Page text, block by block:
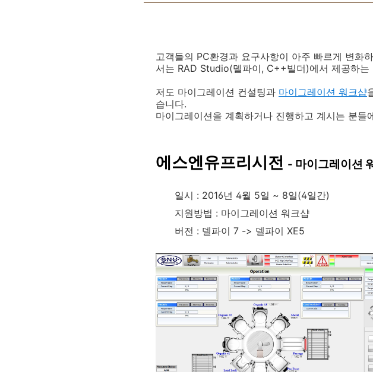
고객들의 PC환경과 요구사항이 아주 빠르게 변화
서는 RAD Studio(델파이, C++빌더)에서 제공하
저도 마이그레이션 컨설팅과 마이그레이션 워크샵
습니다.
마이그레이션을 계획하거나 진행하고 계시는 분
에스엔유프리시전 - 마이그레이션
일시 : 2016년 4월 5일 ~ 8일(4일간)
지원방법 : 마이그레이션 워크샵
버전 : 델파이 7 -> 델파이 XE5